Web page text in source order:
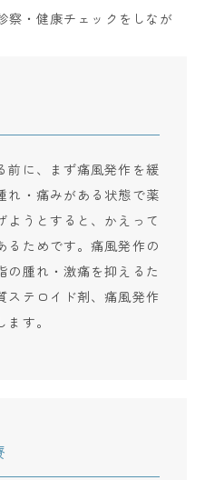
察・健康チェックをしなが
前に、まず痛風発作を緩
れ・痛みがある状態で薬
ようとすると、かえって
るためです。痛風発作の
の腫れ・激痛を抑えるた
ステロイド剤、痛風発作
す。